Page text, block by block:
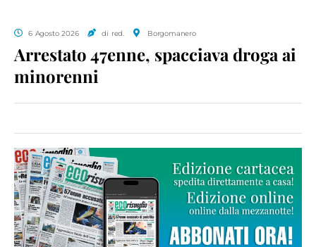
6 Agosto 2026 di red. Borgomanero
Arrestato 47enne, spacciava droga ai
minorenni